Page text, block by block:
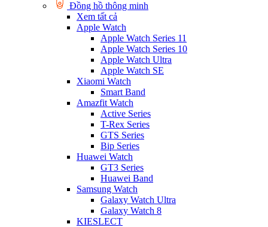
Đồng hồ thông minh
Xem tất cả
Apple Watch
Apple Watch Series 11
Apple Watch Series 10
Apple Watch Ultra
Apple Watch SE
Xiaomi Watch
Smart Band
Amazfit Watch
Active Series
T-Rex Series
GTS Series
Bip Series
Huawei Watch
GT3 Series
Huawei Band
Samsung Watch
Galaxy Watch Ultra
Galaxy Watch 8
KIESLECT